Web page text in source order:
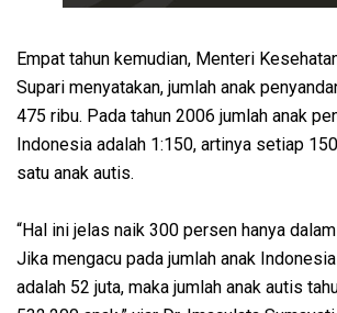
Empat tahun kemudian, Menteri
Supari menyatakan, jumlah anak
475 ribu. Pada tahun 2006 jumlah anak
Indonesia adalah 1:150, artinya setiap
satu anak autis.
“Hal ini jelas naik 300 persen hanya
Jika mengacu pada jumlah anak
adalah 52 juta, maka jumlah anak autis